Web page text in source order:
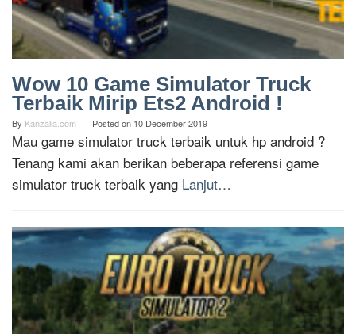
Wow 10 Game Simulator Truck
Terbaik Mirip Ets2 Android !
By Kanzalia.com Posted on 10 December 2019
Mau game simulator truck terbaik untuk hp android ?
Tenang kami akan berikan beberapa referensi game
simulator truck terbaik yang Lanjut…